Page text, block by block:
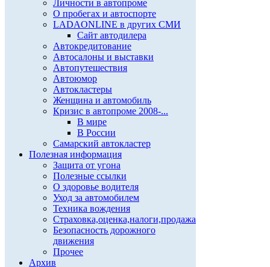
Личности в автопроме
О пробегах и автоспорте
LADAONLINE в других СМИ
Сайт автодилера
Автокредитование
Автосалоны и выставки
Автопутешествия
Автоюмор
Автокластеры
Женщина и автомобиль
Кризис в автопроме 2008-...
В мире
В России
Самарский автокластер
Полезная информация
Защита от угона
Полезные ссылки
О здоровье водителя
Уход за автомобилем
Техника вождения
Страховка,оценка,налоги,продажа
Безопасность дорожного
движения
Прочее
Архив